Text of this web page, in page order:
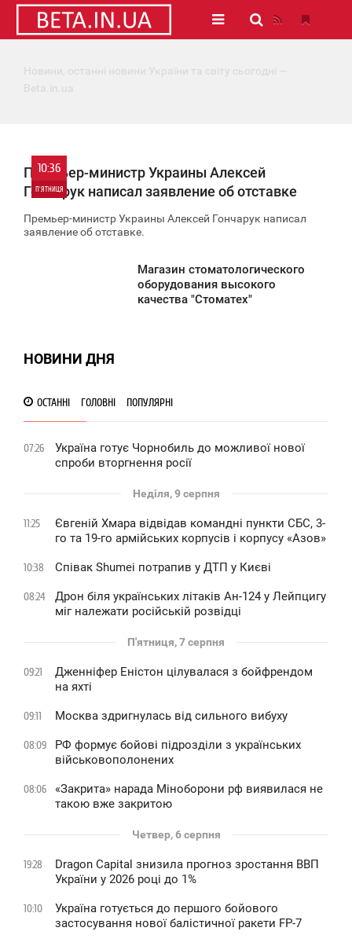
Новини, останні новини України та світу сьогодні —
Beta.in.ua
10:36
П'ЯТНИЦЯ
0
Премьер-министр Украины Алексей
Гончарук написал заявление об отставке
Премьер-министр Украины Алексей Гончарук написал
заявление об отставке.
Магазин стоматологического
оборудования высокого
качества "Стоматех"
НОВИНИ ДНЯ
ОСТАННІ ГОЛОВНІ ПОПУЛЯРНІ
07:26
Україна готує Чорнобиль до можливої нової
спроби вторгнення росії
Неділя, 9 серпня
11:25
Євгеній Хмара відвідав командні пункти СБС, 3-
го та 19-го армійських корпусів і корпусу «Азов»
10:38 Співак Shumei потрапив у ДТП у Києві
08:24
Дрон біля українських літаків Ан-124 у Лейпцигу
міг належати російській розвідці
П'ятниця, 7 серпня
09:21
Дженніфер Еністон цілувалася з бойфрендом
на яхті
09:11 Москва здригнулась від сильного вибуху
08:09
РФ формує бойові підрозділи з українських
військовополонених
08:06
«Закрита» нарада Міноборони рф виявилася не
такою вже закритою
Четвер, 6 серпня
19:28
Dragon Capital знизила прогноз зростання ВВП
України у 2026 році до 1%
10:10
Україна готується до першого бойового
застосування нової балістичної ракети FP-7